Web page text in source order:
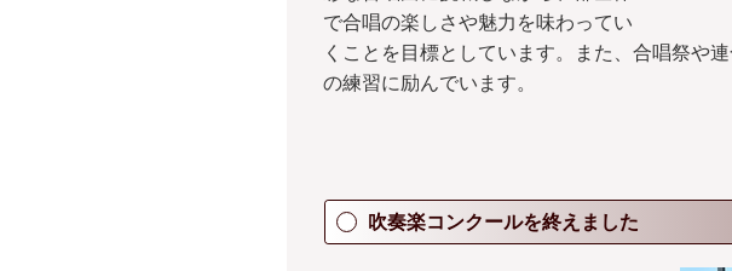
で合唱の楽しさや魅力を味わってい
くことを目標としています。また、合唱祭や
の練習に励んでいます。
吹奏楽コンクールを終えました